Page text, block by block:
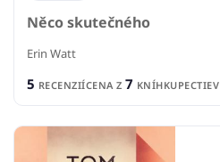
Něco skutečného
Erin Watt
5 RECENZIÍCENA Z 7 KNÍHKUPECTIEV